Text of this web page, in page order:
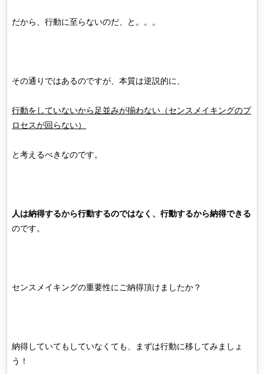
だから、行動に至らないのだ、と。。。
その通りではあるのですが、本質は逆説的に、
行動をしていないから足並みが揃わない（センスメイキングのプ
ロセスが回らない）
と考えるべきなのです。
人は納得するから行動するのではなく、行動するから納得できる
のです。
センスメイキングの重要性にご納得頂けましたか？
納得していてもしていなくても、まずは行動に移してみましょ
う！